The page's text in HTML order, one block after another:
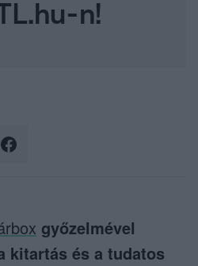
n!
győzelmével
kitartás és a tudatos